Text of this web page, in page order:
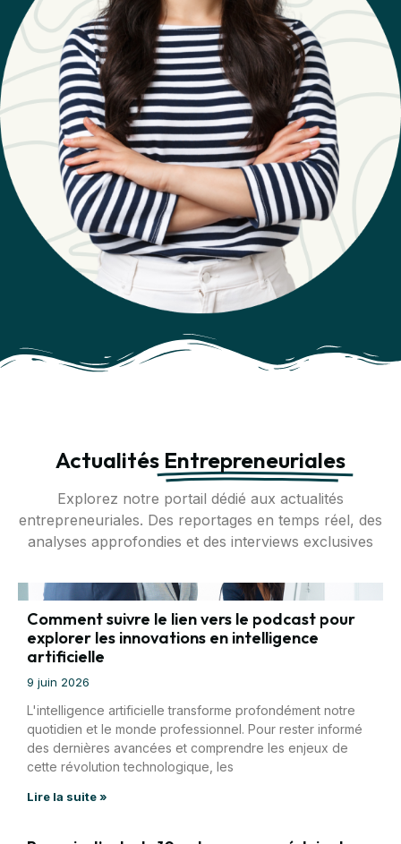
Actualités Entrepreneuriales
Explorez notre portail dédié aux actualités
entrepreneuriales. Des reportages en temps réel, des
analyses approfondies et des interviews exclusives
Comment suivre le lien vers le podcast pour
explorer les innovations en intelligence
artificielle
9 juin 2026
L'intelligence artificielle transforme profondément notre
quotidien et le monde professionnel. Pour rester informé
des dernières avancées et comprendre les enjeux de
cette révolution technologique, les
Lire la suite »